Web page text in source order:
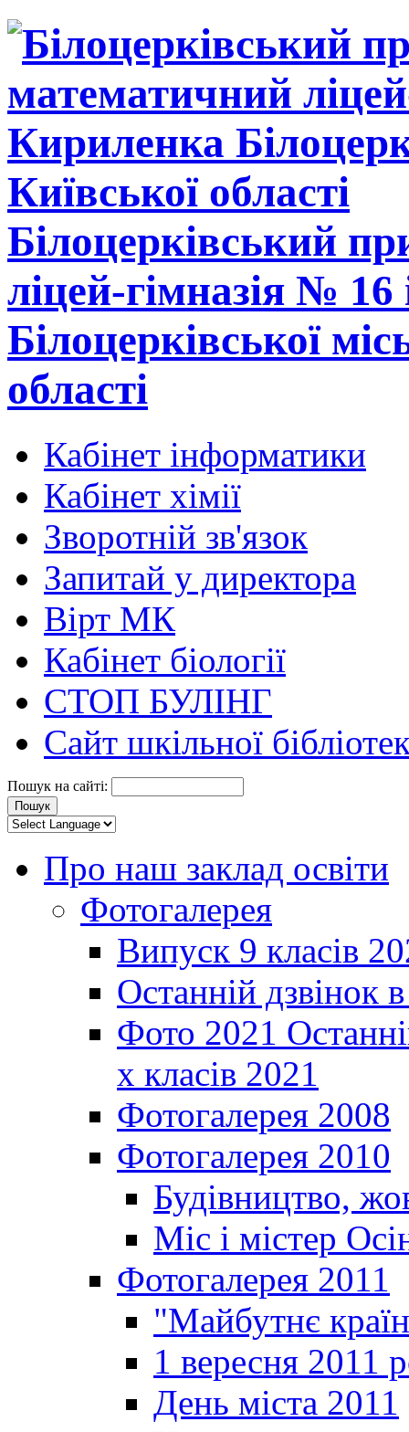
Білоцерківський
ліцей-гімназія №
Білоцерківської
області
Кабінет інформатики
Кабінет хімії
Зворотній зв'язок
Запитай у директора
Вірт МК
Кабінет біології
СТОП БУЛІНГ
Сайт шкільної
Пошук на сайті:
Про наш заклад освіти
Фотогалерея
Випуск 9 класів
Останній дзвінок
Фото 2021
х класів 2021
Фотогалерея 2008
Фотогалерея 2010
Будівництво,
Міс і містер
Фотогалерея 2011
"Майбутнє
1 вересня 2011
День міста 2011